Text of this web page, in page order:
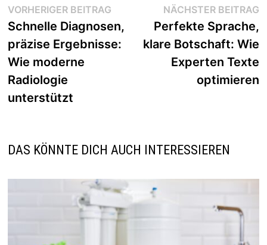
Beitragsnavigation
VORHERIGER BEITRAGVorheriger
Beitrag:
Schnelle Diagnosen,
präzise Ergebnisse:
Wie moderne
Radiologie
unterstützt
NÄCHSTER BEITRAG
Perfekte Sprache,
klare Botschaft: Wie
Experten Texte
optimieren
DAS KÖNNTE DICH AUCH INTERESSIEREN